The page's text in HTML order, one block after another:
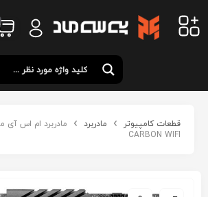
قطعات کامپیوتر مادربرد
CARBON WIFI